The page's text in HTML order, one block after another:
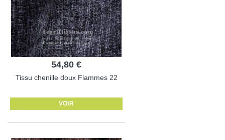
54,80 €
Tissu chenille doux Flammes 22
VOIR